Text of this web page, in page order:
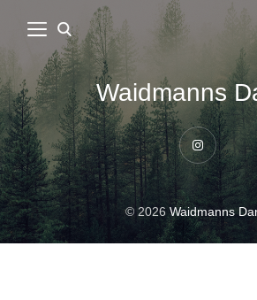
Waidmanns
Instagram
© 2026Waidmanns